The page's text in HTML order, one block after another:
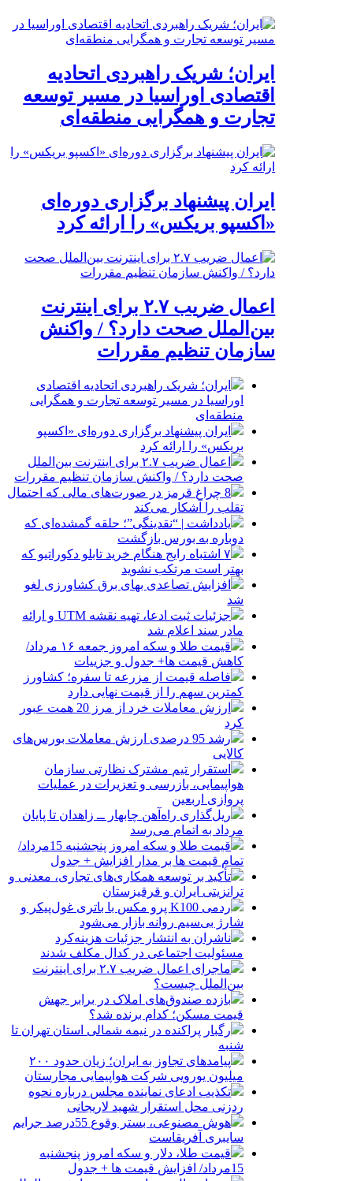
ایران؛ شریک راهبردی اتحادیه
اقتصادی اوراسیا در مسیر توسعه
تجارت و همگرایی منطقه‌ای
ایران پیشنهاد برگزاری دوره‌ای
«اکسپو بریکس» را ارائه کرد
اعمال ضریب ۲.۷ برای اینترنت
بین‌الملل صحت دارد؟ / واکنش
سازمان تنظیم مقررات
ایران؛ شریک راهبردی اتحادیه اقتصادی
اوراسیا در مسیر توسعه تجارت و همگرایی
منطقه‌ای
ایران پیشنهاد برگزاری دوره‌ای «اکسپو
بریکس» را ارائه کرد
اعمال ضریب ۲.۷ برای اینترنت بین‌الملل
صحت دارد؟ / واکنش سازمان تنظیم مقررات
8 چراغ قرمز در صورت‌های مالی که احتمال
تقلب را آشکار می‌کند
یادداشت | “نقدینگی”؛ حلقه گمشده‌ای که
دوباره به بورس بازگشت
۷ اشتباه رایج هنگام خرید تابلو دکوراتیو که
بهتر است مرتکب نشوید
افزایش تصاعدی بهای برق کشاورزی لغو
شد
جزئیات ثبت ادعا، تهیه نقشه UTM و ارائه
مادر سند اعلام شد
قیمت طلا و سکه امروز جمعه ۱۶ مرداد/
کاهش قیمت ها+ جدول و جزییات
فاصله قیمت از مزرعه تا سفره؛ کشاورز
کمترین سهم را از قیمت نهایی دارد
ارزش معاملات خرد از مرز 20 همت عبور
کرد
رشد 95 درصدی ارزش معاملات بورس‌های
کالایی
استقرار تیم مشترک نظارتی سازمان
هواپیمایی، بازرسی و تعزیرات در عملیات
پروازی اربعین
ریل‌گذاری راه‌آهن چابهار ــ زاهدان تا پایان
مرداد به اتمام می‌رسد
قیمت طلا و سکه امروز پنجشنبه 15مرداد/
تمام قیمت ها بر مدار افزایش + جدول
تأکید بر توسعه همکاری‌های تجاری، معدنی و
ترانزیتی ایران و قرقیزستان
ردمی K100 پرو مکس با باتری غول‌پیکر و
شارژ بی‌سیم روانه بازار می‌شود
ناشران به انتشار جزئیات هزینه‌کرد
مسئولیت اجتماعی در کدال مکلف شدند
ماجرای اعمال ضریب ۲.۷ برای اینترنت
بین‌الملل چیست؟
بازده صندوق‌های املاک در برابر جهش
قیمت مسکن؛ کدام برنده شد؟
رگبار پراکنده در نیمه شمالی استان تهران تا
شنبه
پیامدهای تجاوز به ایران؛ زیان حدود ۲۰۰
میلیون یورویی شرکت هواپیمایی مجارستان
تکذیب ادعای نماینده مجلس درباره نحوه
ردزنی محل استقرار شهید لاریجانی
هوش مصنوعی، بستر وقوع 55درصد جرایم
سایبری آفریقاست
قیمت طلا، دلار و سکه امروز پنجشنبه
15مرداد/ افزایش قیمت ها + جدول